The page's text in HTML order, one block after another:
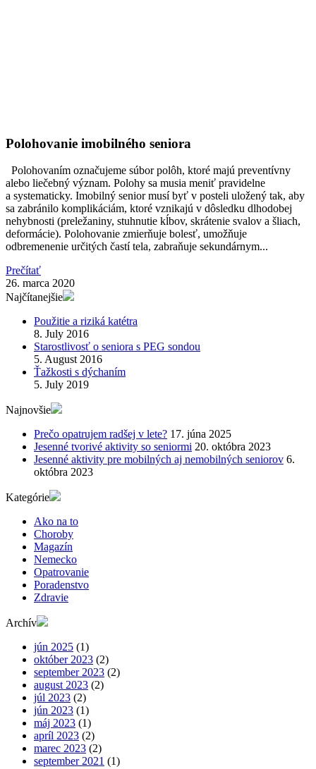
Polohovanie imobilného seniora
Polohovaním označujeme súbor polôh, ktoré majú preventívny
alebo liečebný význam. Polohy sa musia meniť pravidelne
a systematicky. Imobilný senior musí byť v posteli uložený tak, aby
sa zabránilo komplikáciám, ktoré vznikajú v dôsledku dlhodobej
nehybnosti (preležaniny, stuhnutie kĺbov, skrátenie svalov a šliach,
deformácie). Polohovanie zmierňuje bolesť, umožňuje
odbremenenie určitých častí tela, zabraňuje sekundárnym...
Prečítať
26. marca 2020
Najčítanejšie
Použitie a riziká katétra
8. July 2016
Starostlivosť o seniora s PEG sondou
5. August 2016
Ťažkosti s dýchaním
5. July 2019
Najnovšie
Prečo opatrujem radšej v lete? 17. júna 2025
Jesenné tvorivé aktivity so seniormi 20. októbra 2023
Jesenné aktivity pre mobilných aj nemobilných seniorov 6.
októbra 2023
Kategórie
Ako na to
Choroby
Magazín
Nemecko
Opatrovanie
Poradenstvo
Zdravie
Archív
jún 2025 (1)
október 2023 (2)
september 2023 (2)
august 2023 (2)
júl 2023 (2)
jún 2023 (1)
máj 2023 (1)
apríl 2023 (2)
marec 2023 (2)
september 2021 (1)